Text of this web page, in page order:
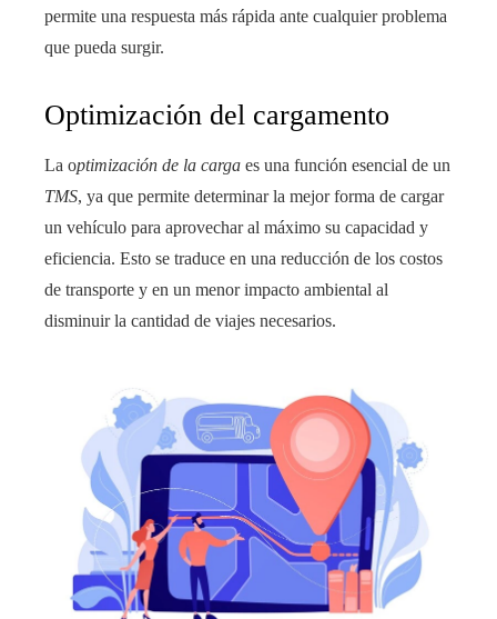
permite una respuesta más rápida ante cualquier problema
que pueda surgir.
Optimización del cargamento
La optimización de la carga es una función esencial de un
TMS, ya que permite determinar la mejor forma de cargar
un vehículo para aprovechar al máximo su capacidad y
eficiencia. Esto se traduce en una reducción de los costos
de transporte y en un menor impacto ambiental al
disminuir la cantidad de viajes necesarios.